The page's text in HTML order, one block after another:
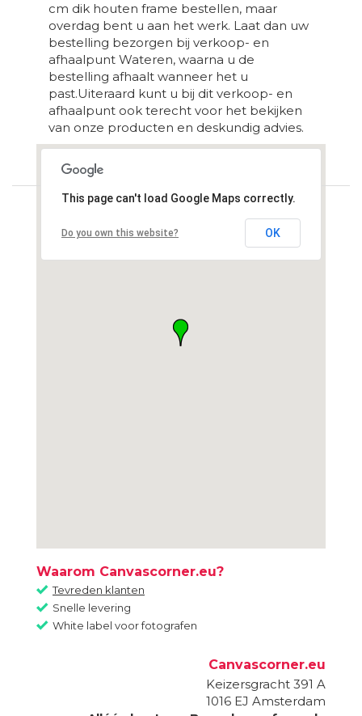
cm dik houten frame bestellen, maar
overdag bent u aan het werk. Laat dan uw
bestelling bezorgen bij verkoop- en
afhaalpunt Wateren, waarna u de
bestelling afhaalt wanneer het u
past.Uiteraard kunt u bij dit verkoop- en
afhaalpunt ook terecht voor het bekijken
van onze producten en deskundig advies.
Loading...
This page can't load Google Maps correctly.
Do you own this website? OK
Waarom Canvascorner.eu?
Tevreden klanten
Snelle levering
White label voor fotografen
Canvascorner.eu
Keizersgracht 391 A
1016 EJ Amsterdam